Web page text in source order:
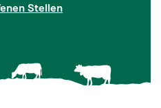
Stellen